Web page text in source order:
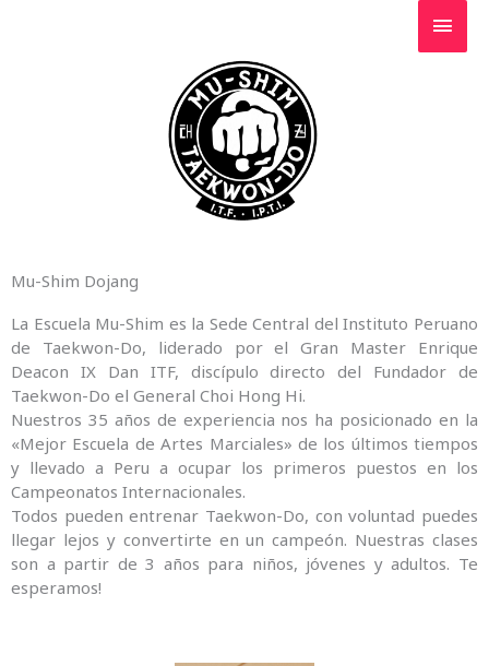
Mu-Shim Dojang
La Escuela Mu-Shim es la Sede Central del Instituto Peruano
de Taekwon-Do, liderado por el Gran Master Enrique
Deacon IX Dan ITF, discípulo directo del Fundador de
Taekwon-Do el General Choi Hong Hi.
Nuestros 35 años de experiencia nos ha posicionado en la
«Mejor Escuela de Artes Marciales» de los últimos tiempos
y llevado a Peru a ocupar los primeros puestos en los
Campeonatos Internacionales.
Todos pueden entrenar Taekwon-Do, con voluntad puedes
llegar lejos y convertirte en un campeón. Nuestras clases
son a partir de 3 años para niños, jóvenes y adultos. Te
esperamos!